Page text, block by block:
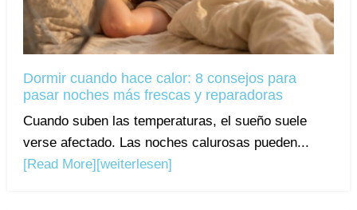
Dormir cuando hace calor: 8 consejos para
pasar noches más frescas y reparadoras
Cuando suben las temperaturas, el sueño suele
verse afectado. Las noches calurosas pueden...
[Read More] [weiterlesen]